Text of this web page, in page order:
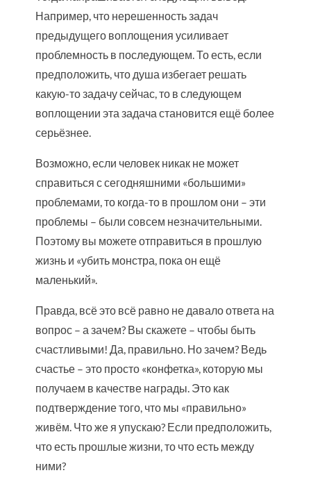
Например, что нерешенность задач
предыдущего воплощения усиливает
проблемность в последующем. То есть, если
предположить, что душа избегает решать
какую-то задачу сейчас, то в следующем
воплощении эта задача становится ещё более
серьёзнее.
Возможно, если человек никак не может
справиться с сегодняшними «большими»
проблемами, то когда-то в прошлом они – эти
проблемы – были совсем незначительными.
Поэтому вы можете отправиться в прошлую
жизнь и «убить монстра, пока он ещё
маленький».
Правда, всё это всё равно не давало ответа на
вопрос – а зачем? Вы скажете – чтобы быть
счастливыми! Да, правильно. Но зачем? Ведь
счастье – это просто «конфетка», которую мы
получаем в качестве награды. Это как
подтверждение того, что мы «правильно»
живём. Что же я упускаю? Если предположить,
что есть прошлые жизни, то что есть между
ними?